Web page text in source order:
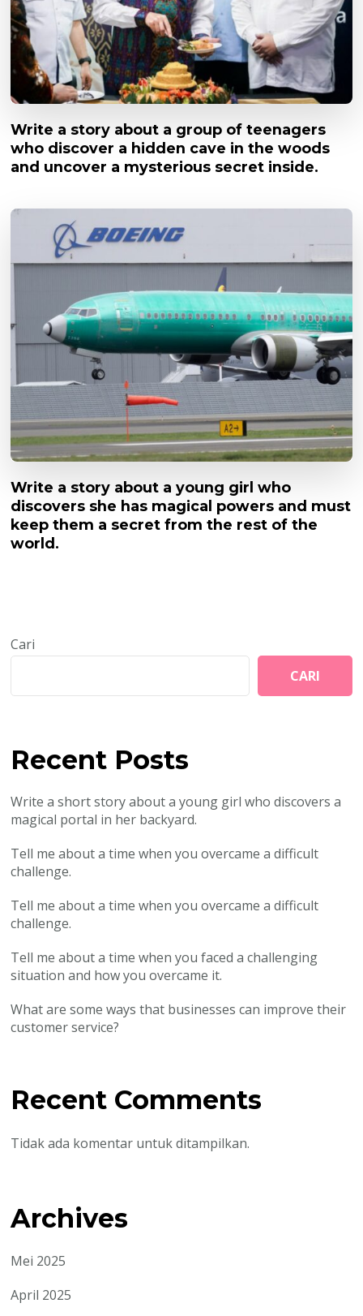
Write a story about a group of teenagers
who discover a hidden cave in the woods
and uncover a mysterious secret inside.
Write a story about a young girl who
discovers she has magical powers and must
keep them a secret from the rest of the
world.
Cari
CARI
Recent Posts
Write a short story about a young girl who discovers a
magical portal in her backyard.
Tell me about a time when you overcame a difficult
challenge.
Tell me about a time when you overcame a difficult
challenge.
Tell me about a time when you faced a challenging
situation and how you overcame it.
What are some ways that businesses can improve their
customer service?
Recent Comments
Tidak ada komentar untuk ditampilkan.
Archives
Mei 2025
April 2025